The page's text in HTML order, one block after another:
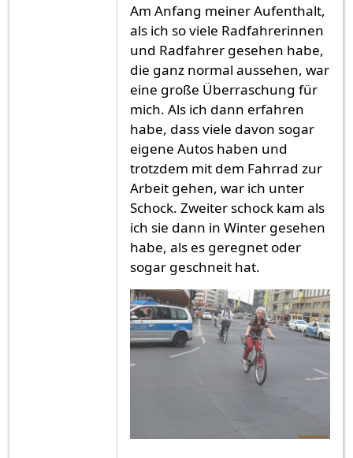
Am Anfang meiner Aufenthalt,
als ich so viele Radfahrerinnen
und Radfahrer gesehen habe,
die ganz normal aussehen, war
eine große Überraschung für
mich. Als ich dann erfahren
habe, dass viele davon sogar
eigene Autos haben und
trotzdem mit dem Fahrrad zur
Arbeit gehen, war ich unter
Schock. Zweiter schock kam als
ich sie dann in Winter gesehen
habe, als es geregnet oder
sogar geschneit hat.